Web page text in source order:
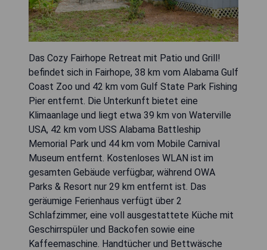
Das Cozy Fairhope Retreat mit Patio und Grill!
befindet sich in Fairhope, 38 km vom Alabama Gulf
Coast Zoo und 42 km vom Gulf State Park Fishing
Pier entfernt. Die Unterkunft bietet eine
Klimaanlage und liegt etwa 39 km von Waterville
USA, 42 km vom USS Alabama Battleship
Memorial Park und 44 km vom Mobile Carnival
Museum entfernt. Kostenloses WLAN ist im
gesamten Gebäude verfügbar, während OWA
Parks & Resort nur 29 km entfernt ist. Das
geräumige Ferienhaus verfügt über 2
Schlafzimmer, eine voll ausgestattete Küche mit
Geschirrspüler und Backofen sowie eine
Kaffeemaschine. Handtücher und Bettwäsche